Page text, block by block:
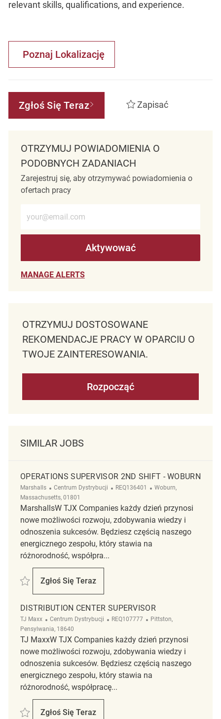
relevant skills, qualifications, and experience.
Poznaj Lokalizację
Zgłoś Się Teraz Zapisać
OTRZYMUJ POWIADOMIENIA O
PODOBNYCH ZADANIACH
Zarejestruj się, aby otrzymywać powiadomienia o
ofertach pracy
Aktywować
MANAGE ALERTS
OTRZYMUJ DOSTOSOWANE
REKOMENDACJE PRACY W OPARCIU O
TWOJE ZAINTERESOWANIA.
Rozpocząć
SIMILAR JOBS
OPERATIONS SUPERVISOR 2ND SHIFT - WOBURN
Marshalls Kategoria
Centrum Dystrybucji ReqId
REQ136401 Lokalizacja
Woburn,
Massachusetts, 01801
MarshallsW TJX Companies każdy dzień przynosi
nowe możliwości rozwoju, zdobywania wiedzy i
odnoszenia sukcesów. Będziesz częścią naszego
energicznego zespołu, który stawia na
różnorodność, współpra...
Zapisać Operations Supervisor 2nd Shift - Woburn REQ136401
Zgłoś Się Teraz
Operations Supervisor 2nd Shift - Woburn
DISTRIBUTION CENTER SUPERVISOR
TJ Maxx Kategoria
Centrum Dystrybucji ReqId
REQ107777 Lokalizacja
Pittston,
Pensylwania, 18640
TJ MaxxW TJX Companies każdy dzień przynosi
nowe możliwości rozwoju, zdobywania wiedzy i
odnoszenia sukcesów. Będziesz częścią naszego
energicznego zespołu, który stawia na
różnorodność, współpracę...
Zapisać Distribution Center Supervisor REQ107777
Zgłoś Się Teraz